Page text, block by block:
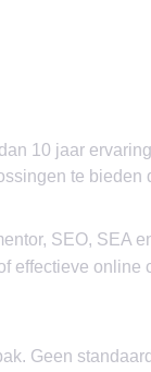
10 jaar
te
SEO, SEA
effectieve
Geen